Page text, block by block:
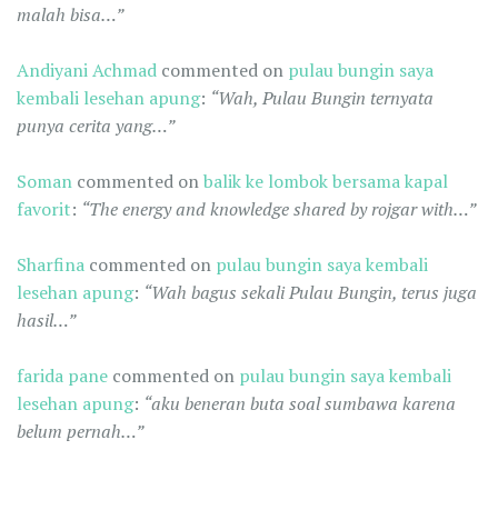
malah bisa…”
Andiyani Achmad commented on pulau bungin saya
kembali lesehan apung: “Wah, Pulau Bungin ternyata
punya cerita yang…”
Soman commented onbalik ke lombok bersama kapal
favorit: “The energy and knowledge shared by rojgar with…”
Sharfina commented on pulau bungin saya kembali
lesehan apung: “Wah bagus sekali Pulau Bungin, terus juga
hasil…”
farida pane commented on pulau bungin saya kembali
lesehan apung: “aku beneran buta soal sumbawa karena
belum pernah…”